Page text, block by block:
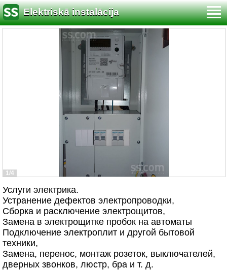
Elektriskā instalācija
1/4
Услуги электрика.
Устранение дефектов электропроводки,
Сборка и расключение электрощитов,
Замена в электрощитке пробок на автоматы
Подключение электроплит и другой бытовой
техники,
Замена, перенос, монтаж розеток, выключателей,
дверных звонков, люстр, бра и т. д.